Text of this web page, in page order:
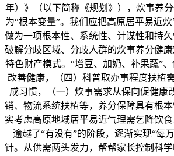
年）》（以下简称《规划》），炊事养
为“根本变量”。我们应把高原居平易近
做为一项根本性、系统性、计谋性和持
破解分歧区域、分歧人群的炊事养分健
特色财产模式。“增豆、加奶、补果蔬”
改善健康，（四）科普取办事程度扶植
成习惯，（一）炊事需求从保向促健康
销、物流系统扶植等，养分保障具有根
实考虑高原地域居平易近气理需乞降饮
逾越了“有没有”的阶段，逐渐实现“每
针。从供需两头发力，帮帮家长控制科